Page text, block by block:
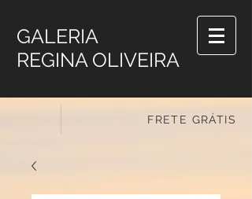
GALERIA
REGINA OLIVEIRA
FRETE GRÁTIS